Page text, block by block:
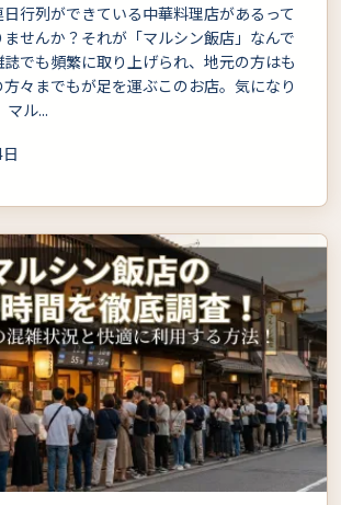
行列ができている中華料理店があるって
せんか？それが「マルシン飯店」なんで
でも頻繁に取り上げられ、地元の方はも
々までもが足を運ぶこのお店。気になり
マル...